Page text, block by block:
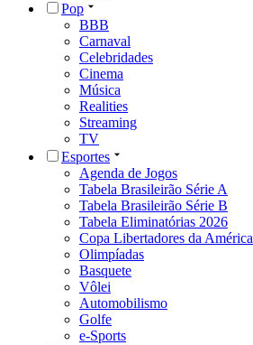
Pop
BBB
Carnaval
Celebridades
Cinema
Música
Realities
Streaming
TV
Esportes
Agenda de Jogos
Tabela Brasileirão Série A
Tabela Brasileirão Série B
Tabela Eliminatórias 2026
Copa Libertadores da América
Olimpíadas
Basquete
Vôlei
Automobilismo
Golfe
e-Sports